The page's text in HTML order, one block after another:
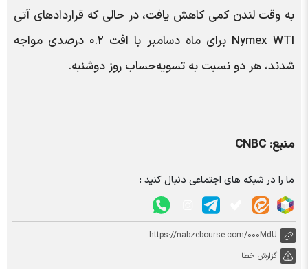
به وقت لندن کمی کاهش یافت، در حالی که قراردادهای آتی
Nymex WTI برای ماه دسامبر با افت ۰.۲ درصدی مواجه
شدند، هر دو نسبت به تسویه‌حساب روز دوشنبه.
منبع: CNBC
ما را در شبکه های اجتماعی دنبال کنید :
https://nabzebourse.com/000MdU
گزارش خطا